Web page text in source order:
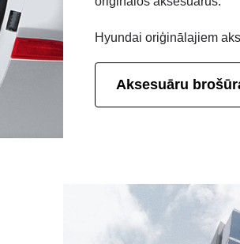
Hyundai oriģinālajiem
Aksesuāru